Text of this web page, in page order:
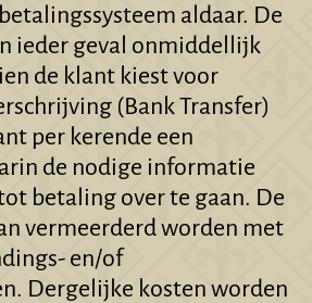
aldaar. De
ieder geval onmiddellijk
de klant kiest voor
(Bank Transfer)
per kerende een
de nodige informatie
betaling over te gaan. De
vermeerderd worden met
en/of
Dergelijke kosten worden